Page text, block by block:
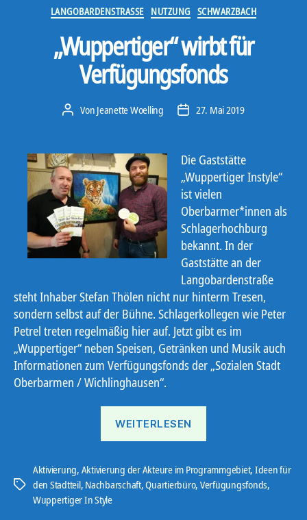
Kategorien
LANGOBARDENSTRASSE NUTZUNG SCHWARZBACH
„Wuppertiger“ wirbt für
Verfügungsfonds
Beitragsautor
Von Jeanette Woelling Veröffentlichungsdatum
27. Mai 2019
Die Gaststätte
„Wuppertiger Instyle“
ist vielen
Oberbarmer*innen als
Schlagerhochburg
bekannt. In der
Gaststätte an der
Langobardenstraße
steht Inhaber Stefan Thölen nicht nur hinterm Tresen,
sondern selbst auf der Bühne. Schlagerkollegen wie Peter
Petrel treten regelmäßig hier auf. Jetzt gibt es im
„Wuppertiger“ neben Speisen, Getränken und Musik auch
Informationen zum Verfügungsfonds der „Sozialen Stadt
Oberbarmen / Wichlinghausen“.
WEITERLESEN
Verfügungsfonds“
Schlagwörter
Aktivierung, Aktivierung der Akteure im Programmgebiet, Ideen für
den Stadtteil, Nachbarschaft,Quartierbüro, Verfügungsfonds,
Wuppertiger In Style